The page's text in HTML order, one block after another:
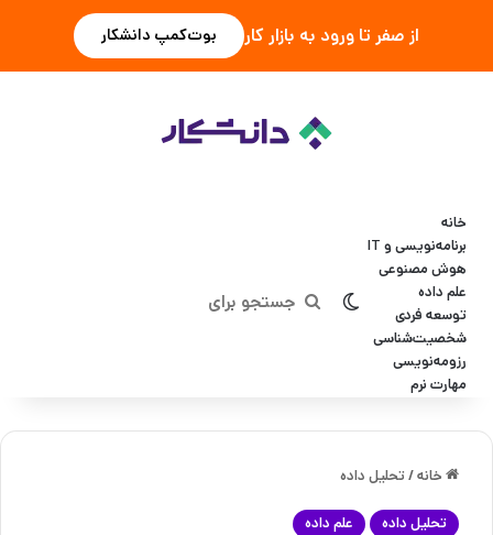
از صفر تا ورود به بازار کار بوت‌کمپ دانشکار
خانه
برنامه‌نویسی و IT
هوش مصنوعی
علم داده
توسعه فردی
شخصیت‌شناسی
رزومه‌نویسی
مهارت نرم
تغییر پوسته
جستجو
خانه/ تحلیل داده
تحلیل داده علم داده